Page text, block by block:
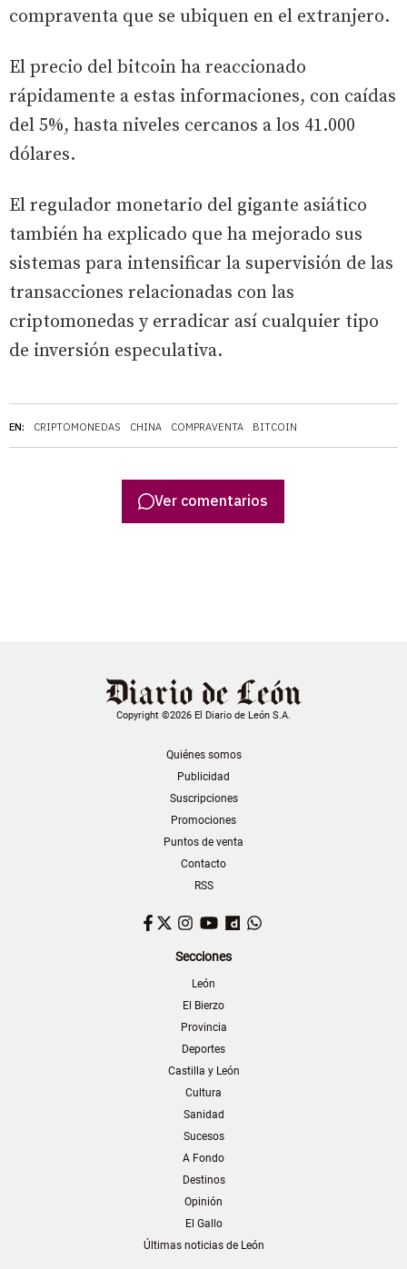
EN: CRIPTOMONEDAS CHINA COMPRAVENTA BITCOIN
compraventa que se ubiquen en el extranjero.
El precio del bitcoin ha reaccionado
rápidamente a estas informaciones, con caídas
del 5%, hasta niveles cercanos a los 41.000
dólares.
El regulador monetario del gigante asiático
también ha explicado que ha mejorado sus
sistemas para intensificar la supervisión de las
transacciones relacionadas con las
criptomonedas y erradicar así cualquier tipo
de inversión especulativa.
Ver comentarios
Copyright ©2026 El Diario de León S.A.
Quiénes somos
Publicidad
Suscripciones
Promociones
Puntos de venta
Contacto
RSS
Facebook
TwitterInstagram
YouTubeDailymotion
Secciones
León
El Bierzo
Provincia
Deportes
Castilla y León
Cultura
Sanidad
Sucesos
A Fondo
Destinos
Opinión
El Gallo
Últimas noticias de León